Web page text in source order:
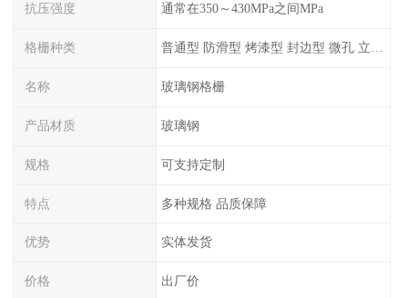
抗压强度 通常在350～430MPa之间MPa
格栅种类 普通型 防滑型 ‌烤漆型 封边型 ‌微孔 立体 加砂覆面型 平面型
名称 玻璃钢格栅
产品材质 玻璃钢
规格 可支持定制
特点 多种规格 品质保障
优势 实体发货
价格 出厂价